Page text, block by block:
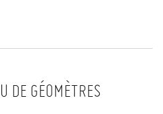
DE GÉOMÈTRES